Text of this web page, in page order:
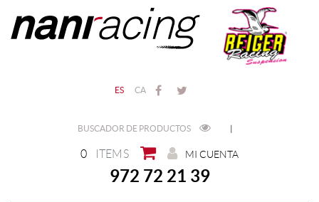
ES CA
BUSCADOR DE PRODUCTOS |
0 ITEMS MI CUENTA
972 72 21 39